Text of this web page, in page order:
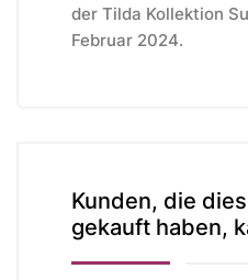
der Tilda Kollektion
Februar 2024.
Kunden, die
gekauft haben,